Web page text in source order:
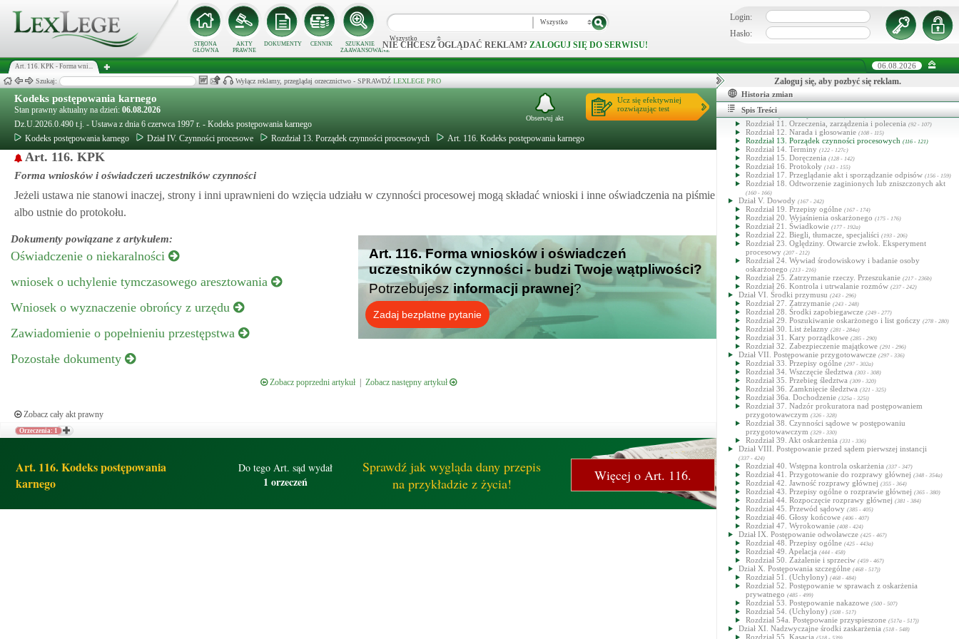
STRONA
GŁÓWNA
AKTY
PRAWNE
DOKUMENTY CENNIK
SZUKANIE
ZAAWANSOWANE
Wszystko
Wszystko
NIE CHCESZ OGLĄDAĆ REKLAM? ZALOGUJ SIĘ DO SERWISU!
Login:
Hasło:
Art. 116. KPK - Forma wni... 06.08.2026
Szukaj: Wyłącz reklamy, przeglądaj orzecznictwo - SPRAWDŹ LEXLEGE PRO
Kodeks postępowania karnego
Stan prawny aktualny na dzień: 06.08.2026
Dz.U.2026.0.490 t.j. - Ustawa z dnia 6 czerwca 1997 r. - Kodeks postępowania karnego
Kodeks postępowania karnego
Dział IV. Czynności procesowe Rozdział 13. Porządek czynności procesowych Art. 116. Kodeks postępowania karnego
Ucz się efektywniej
rozwiązując test
Obserwuj akt
Art. 116. KPK
Forma wniosków i oświadczeń uczestników czynności
Jeżeli ustawa nie stanowi inaczej, strony i inni uprawnieni do wzięcia udziału w czynności procesowej mogą składać wnioski i inne oświadczenia na piśmie
albo ustnie do protokołu.
Dokumenty powiązane z artykułem:
Oświadczenie o niekaralności
wniosek o uchylenie tymczasowego aresztowania
Wniosek o wyznaczenie obrońcy z urzędu
Zawiadomienie o popełnieniu przestępstwa
Pozostałe dokumenty
Art. 116. Forma wniosków i oświadczeń
uczestników czynności - budzi Twoje wątpliwości?
Potrzebujesz informacji prawnej?
Zadaj bezpłatne pytanie
Zobacz poprzedni artykuł| Zobacz następny artykuł
Zobacz cały akt prawny
Orzeczenia: 1
Art. 116. Kodeks postępowania
karnego
Do tego Art. sąd wydał
1 orzeczeń
Sprawdź jak wygląda dany przepis
na przykładzie z życia!
Więcej o Art. 116.
Zaloguj się, aby pozbyć się reklam.
Historia zmian
Spis Treści
(45 - 91b)
Rozdział 3. Oskarżyciel publiczny(45 - 48)
Rozdział 4. Pokrzywdzony
Rozdział 5. Oskarżyciel posiłkowy(53 - 58)
(62 - 70)
Rozdział 9. Obrońcy i pełnomocnicy(82 - 89)
Rozdział 10. Przedstawiciel społeczny (90 - 91)
Rozdział 10a. Podmiot zobowiązany
Rozdział 10b. Właściciel przedsiębiorstwa zagrożonego
przepadkiem
Dział IV. Czynności procesowe(92 - 166)
Rozdział 11. Orzeczenia, zarządzenia i polecenia (92 - 107)
Rozdział 12. Narada i głosowanie (108 - 115)
Rozdział 13. Porządek czynności procesowych (116 - 121)
Rozdział 14. Terminy (122 - 127c)
Rozdział 15. Doręczenia (128 - 142)
Rozdział 16. Protokoły (143 - 155)
Rozdział 17. Przeglądanie akt i sporządzanie odpisów (156 - 159)
Rozdział 18. Odtworzenie zaginionych lub zniszczonych akt
(160 - 166)
Dział V. Dowody (167 - 242)
Rozdział 19. Przepisy ogólne (167 - 174)
Rozdział 20. Wyjaśnienia oskarżonego (175 - 176)
Rozdział 21. Świadkowie (177 - 192a)
Rozdział 22. Biegli, tłumacze, specjaliści (193 - 206)
Rozdział 23. Oględziny. Otwarcie zwłok. Eksperyment
procesowy (207 - 212)
Rozdział 24. Wywiad środowiskowy i badanie osoby
oskarżonego (213 - 216)
Rozdział 25. Zatrzymanie rzeczy. Przeszukanie (217 - 236b)
Rozdział 26. Kontrola i utrwalanie rozmów (237 - 242)
Dział VI. Środki przymusu (243 - 296)
Rozdział 27. Zatrzymanie (243 - 248)
Rozdział 28. Środki zapobiegawcze (249 - 277)
Rozdział 29. Poszukiwanie oskarżonego i list gończy (278 - 280)
Rozdział 30. List żelazny (281 - 284a)
Rozdział 31. Kary porządkowe (285 - 290)
Rozdział 32. Zabezpieczenie majątkowe (291 - 296)
Dział VII. Postępowanie przygotowawcze (297 - 336)
Rozdział 33. Przepisy ogólne (297 - 302a)
Rozdział 34. Wszczęcie śledztwa (303 - 308)
Rozdział 35. Przebieg śledztwa (309 - 320)
Rozdział 36. Zamknięcie śledztwa (321 - 325)
Rozdział 36a. Dochodzenie (325a - 325i)
Rozdział 37. Nadzór prokuratora nad postępowaniem
przygotowawczym (326 - 328)
Rozdział 38. Czynności sądowe w postępowaniu
przygotowawczym (329 - 330)
Rozdział 39. Akt oskarżenia (331 - 336)
Dział VIII. Postępowanie przed sądem pierwszej instancji
(337 - 424)
Rozdział 40. Wstępna kontrola oskarżenia (337 - 347)
Rozdział 41. Przygotowanie do rozprawy głównej (348 - 354a)
Rozdział 42. Jawność rozprawy głównej (355 - 364)
Rozdział 43. Przepisy ogólne o rozprawie głównej (365 - 380)
Rozdział 44. Rozpoczęcie rozprawy głównej (381 - 384)
Rozdział 45. Przewód sądowy (385 - 405)
Rozdział 46. Głosy końcowe (406 - 407)
Rozdział 47. Wyrokowanie (408 - 424)
Dział IX. Postępowanie odwoławcze (425 - 467)
Rozdział 48. Przepisy ogólne (425 - 443a)
Rozdział 49. Apelacja (444 - 458)
Rozdział 50. Zażalenie i sprzeciw (459 - 467)
Dział X. Postępowania szczególne (468 - 517j)
Rozdział 51. (Uchylony) (468 - 484)
Rozdział 52. Postępowanie w sprawach z oskarżenia
prywatnego (485 - 499)
Rozdział 53. Postępowanie nakazowe (500 - 507)
Rozdział 54. (Uchylony) (508 - 517)
Rozdział 54a. Postępowanie przyspieszone (517a - 517j)
Dział XI. Nadzwyczajne środki zaskarżenia (518 - 548)
Rozdział 55. Kasacja